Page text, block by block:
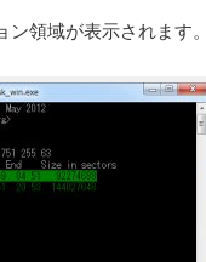
ン領域が表示されます